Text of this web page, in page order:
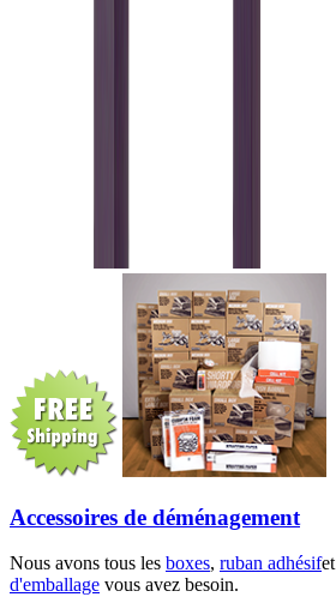
Accessoires de déménagement
Nous avons tous les boxes, ruban adhésifet
d'emballage vous avez besoin.